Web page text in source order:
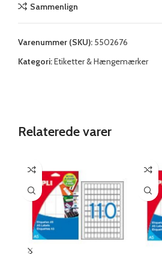
Sammenlign
Varenummer (SKU): 5502676
Kategori:Etiketter & Hængemærker
Relaterede varer